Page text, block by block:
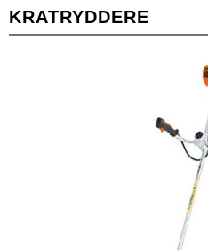
KRATRYDDERE